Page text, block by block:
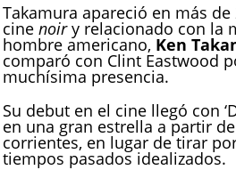
Takamura apareció en más
cine noiry relacionado con la
hombre americano, Ken
comparó con Clint Eastwood
muchísima presencia.
Su debut en el cine llegó con
en una gran estrella a partir
corrientes, en lugar de tirar
tiempos pasados idealizados.